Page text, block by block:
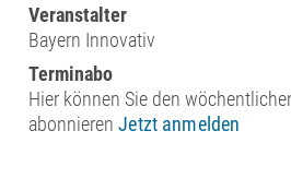
Veranstalter
Bayern Innovativ
Terminabo
Hier können Sie den
abonnierenJetzt anmelden